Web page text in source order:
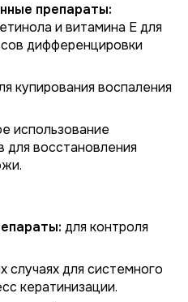
препараты:
и витамина Е для
дифференцировки
купирования воспаления
использование
восстановления
для контроля
случаях для системного
кератинизации.